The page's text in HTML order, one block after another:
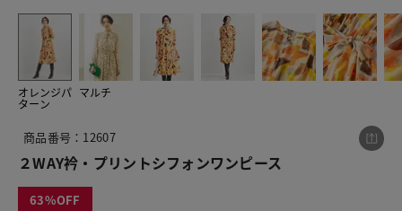
オレンジパ
ターン
マルチ
商品番号：12607
２WAY衿・プリントシフォンワンピース
63
この商品をシェアする